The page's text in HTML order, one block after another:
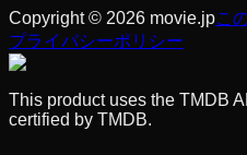
Copyright © 2026 movie.jpこ
プライバシーポリシー
This product uses the TMDB
certified by TMDB.